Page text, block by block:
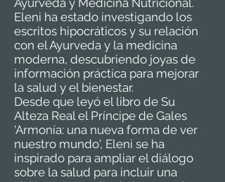
Ayurveda y Medicina Nutricional.
Eleni ha estado investigando los
escritos hipocráticos y su relación
con el Ayurveda y la medicina
moderna, descubriendo joyas de
información práctica para mejorar
la salud y el bienestar.
Desde que leyó el libro de Su
Alteza Real el Príncipe de Gales
'Armonía: una nueva forma de ver
nuestro mundo', Eleni se ha
inspirado para ampliar el diálogo
sobre la salud para incluir una